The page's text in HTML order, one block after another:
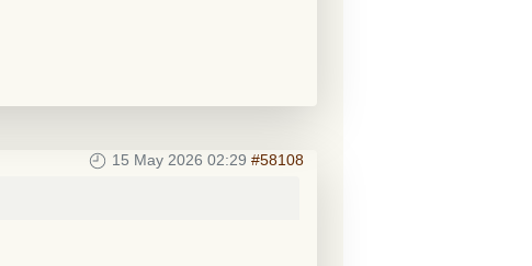
15 May 2026 02:29 #58108